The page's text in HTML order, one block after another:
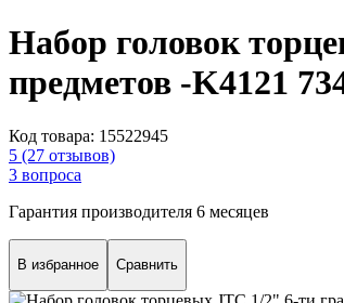
Набор головок
предметов -K4121
Код товара: 15522945
5 (27 отзывов)
3 вопроса
Гарантия производителя 6 месяцев
В избранное Сравнить